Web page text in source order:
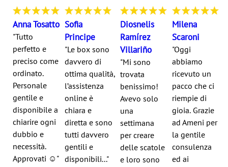
Anna Tosatto
"Tutto
perfetto e
preciso come
ordinato.
Personale
gentile e
disponibile a
chiarire ogni
dubbio e
necessità.
Approvati ☺️"
Sofia
Principe
"Le box sono
davvero di
ottima qualità,
l’assistenza
online è
chiara e
diretta e sono
tutti davvero
gentili e
disponibili..."
Diosnelis
Ramírez
Villariño
"Mi sono
trovata
benissimo!
Avevo solo
una
settimana
per creare
delle scatole
e loro sono
Milena
Scaroni
"Oggi
abbiamo
ricevuto un
pacco che ci
riempie di
gioia. Grazie
ad Ameni per
la gentile
consulenza
ed ai